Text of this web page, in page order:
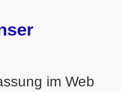
im Web